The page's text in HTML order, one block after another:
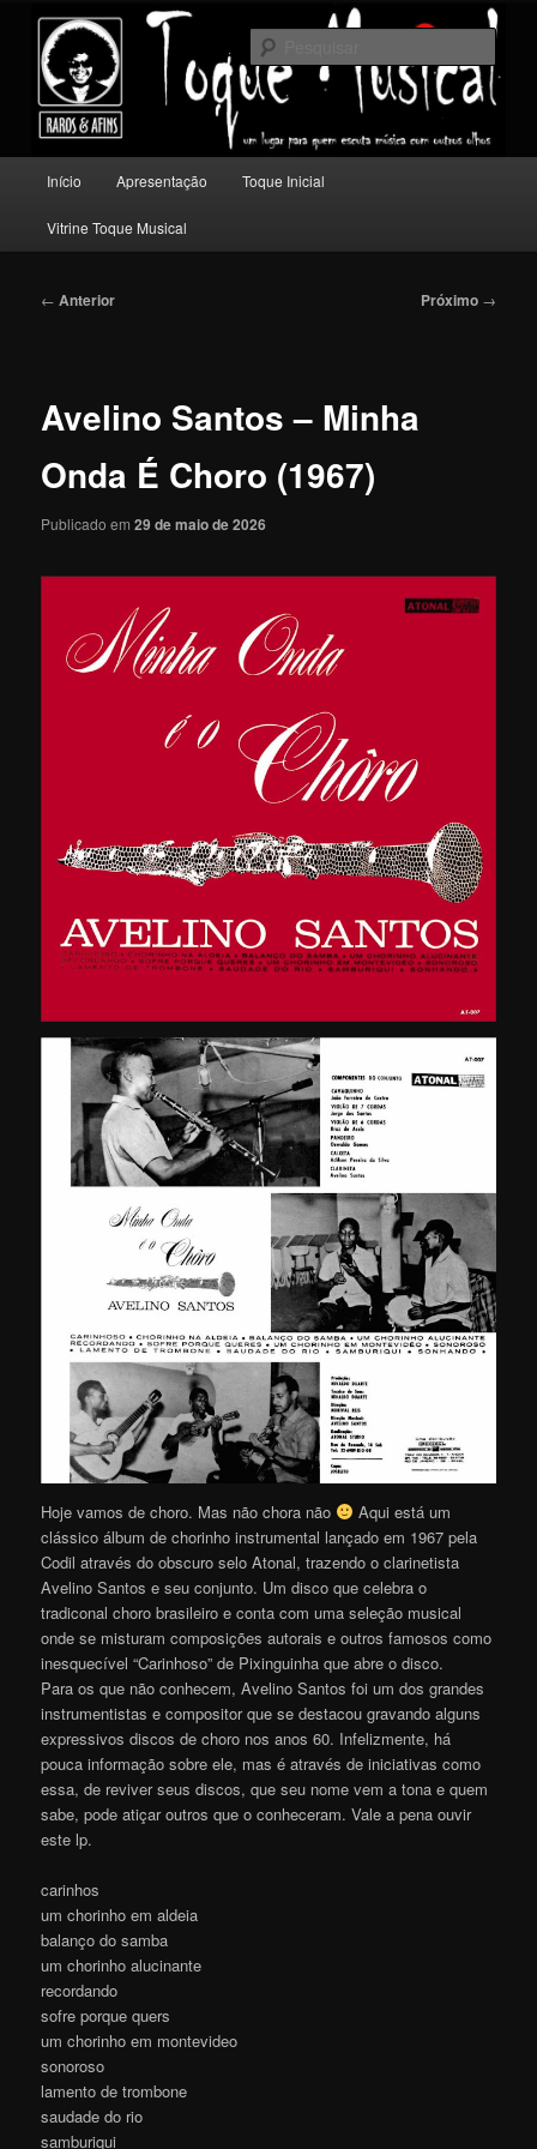
conteúdo
principalToque Musical
Um lugar para quem escuta música com outros olhos.
principal
Início Apresentação Toque Inicial
Vitrine Toque Musical
Navegação
← Anterior Próximo →
Avelino Santos – Minha
Onda É Choro (1967)
Publicado em29 de maio de 2026
Hoje vamos de choro. Mas não chora não
Aqui está um
clássico álbum de chorinho instrumental lançado em 1967 pela
Codil através do obscuro selo Atonal, trazendo o clarinetista
Avelino Santos e seu conjunto. Um disco que celebra o
tradiconal choro brasileiro e conta com uma seleção musical
onde se misturam composições autorais e outros famosos como
inesquecível “Carinhoso” de Pixinguinha que abre o disco.
Para os que não conhecem, Avelino Santos foi um dos grandes
instrumentistas e compositor que se destacou gravando alguns
expressivos discos de choro nos anos 60. Infelizmente, há
pouca informação sobre ele, mas é através de iniciativas como
essa, de reviver seus discos, que seu nome vem a tona e quem
sabe, pode atiçar outros que o conheceram. Vale a pena ouvir
este lp.
carinhos
um chorinho em aldeia
balanço do samba
um chorinho alucinante
recordando
sofre porque quers
um chorinho em montevideo
sonoroso
lamento de trombone
saudade do rio
samburiqui